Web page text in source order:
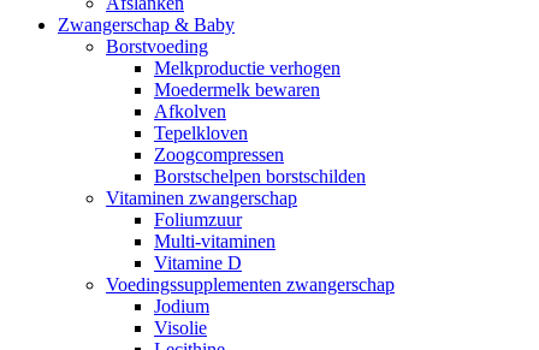
Zwangerschap & Baby
Borstvoeding
Melkproductie verhogen
Moedermelk bewaren
Afkolven
Tepelkloven
Zoogcompressen
Borstschelpen borstschilden
Vitaminen zwangerschap
Foliumzuur
Multi-vitaminen
Vitamine D
Voedingssupplementen zwangerschap
Jodium
Visolie